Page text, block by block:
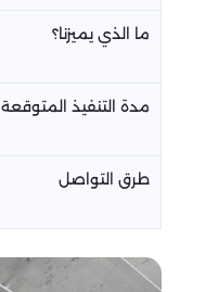
ما الذي يميزنا؟
مدة التنفيذ المتوقعة
طرق التواصل